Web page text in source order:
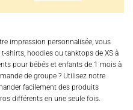
impression personnalisée, vous
shirts, hoodies ou tanktops de XS à
pour bébés et enfants de 1 mois à
de groupe ? Utilisez notre
facilement des produits
différents en une seule fois.